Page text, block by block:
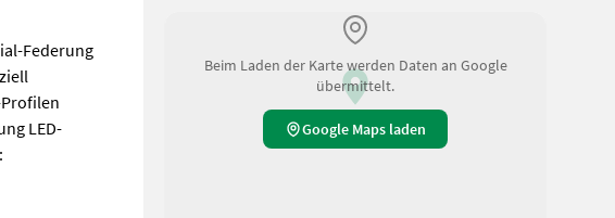
Federung
LED-
Federung PARABOLIC EQUALIZER*** Rückfahrautomatik Abschließbare
Beim Laden der Karte werden Daten an Google
übermittelt.
Google Maps laden